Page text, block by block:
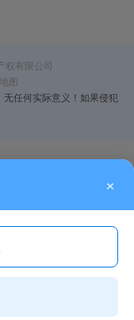
权有限公司
图
任何实际意义！如果侵犯
×